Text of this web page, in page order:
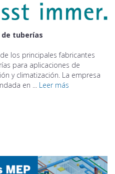
tuberías
los principales fabricantes
para aplicaciones de
y climatización. La empresa
en ... Leer más